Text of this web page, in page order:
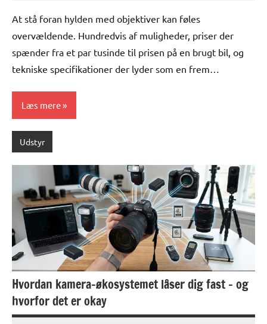
At stå foran hylden med objektiver kan føles
overvældende. Hundredvis af muligheder, priser der
spænder fra et par tusinde til prisen på en brugt bil, og
tekniske specifikationer der lyder som en frem…
Læs mere
Udstyr
Hvordan kamera-økosystemet låser dig fast – og
hvorfor det er okay